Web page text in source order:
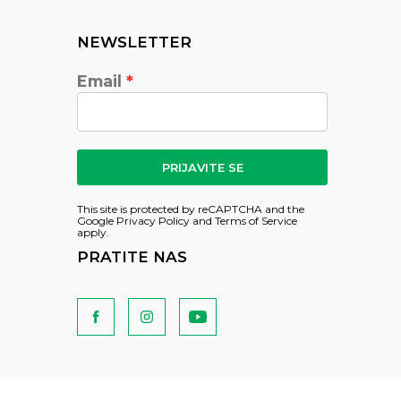
NEWSLETTER
Email
PRIJAVITE SE
This site is protected by reCAPTCHA and the
Google Privacy Policy and Terms of Service
apply.
PRATITE NAS